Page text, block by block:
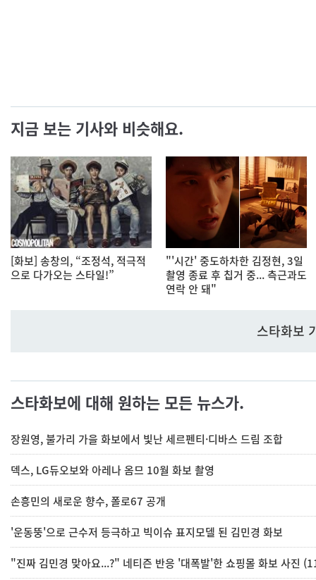
지금 보는 기사와 비슷해요.
[화보] 송창의, “조정석, 적극적
으로 다가오는 스타일!”
"'시간' 중도하차한 김정현, 3일
촬영 종료 후 칩거 중... 측근과도
연락 안 돼"
스타화보
스타화보에 대해 원하는 모든 뉴스가.
장원영, 불가리 가을 화보에서 빛난 세르펜티·디바스 드림 조합
덱스, LG듀오보와 아레나 옴므 10월 화보 촬영
손흥민의 새로운 향수, 폴로67 공개
'운동뚱'으로 근수저 등극하고 빅이슈 표지모델 된 김민경 화보
"진짜 김민경 맞아요...?" 네티즌 반응 '대폭발'한 쇼핑몰 화보 사진